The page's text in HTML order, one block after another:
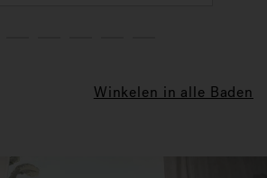
Winkelen in alle Baden